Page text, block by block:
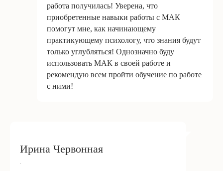
работа получилась! Уверена, что
приобретенные навыки работы с МАК
помогут мне, как начинающему
практикующему психологу, что знания будут
только углубляться! Однозначно буду
использовать МАК в своей работе и
рекомендую всем пройти обучение по работе
с ними!
Ирина Червонная
.